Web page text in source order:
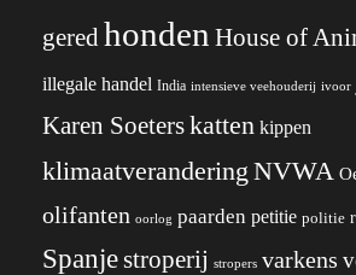
gered honden House of
illegale handel India intensieve veehouderij ivoor
Karen Soeterskatten kippen
klimaatverandering NVWA
olifanten oorlog paarden petitie politie
Spanjestroperij stropers varkens